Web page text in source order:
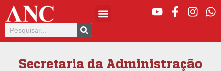
Secretaria da Administração